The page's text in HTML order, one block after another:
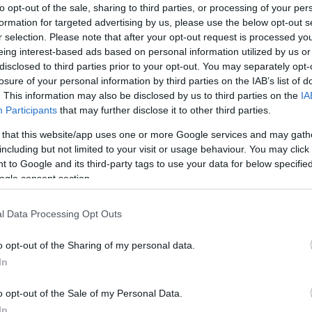
opt-out of the sale, sharing to third parties, or processing of your
for targeted advertising by us, please use the below opt-out
selection. Please note that after your opt-out request is processed
interest-based ads based on personal information utilized by us
to third parties prior to your opt-out. You may separately
of your personal information by third parties on the IAB’s list of
This information may also be disclosed by us to third parties on the
Participants that may further disclose it to other third parties.
that this website/app uses one or more Google services and may
but not limited to your visit or usage behaviour. You may
to Google and its third-party tags to use your data for below
consent section.
Data Processing Opt Outs
opt-out of the Sharing of my personal data.
opt-out of the Sale of my Personal Data.
στον εγκέφαλό μας όταν λέμε ψέματα; Μπορούμε να
την κακή συνήθεια ή είναι στη φύση μας;
τις απαντήσεις
δεν έχει Covid-19» -Γιατί
γονείς απέκρυψαν την αλήθεια
απέκρυψαν ότι το παιδί τους νοσούσε με κορωνοϊό
ή μήπως κρύβονταν σοβαρότεροι λόγοι πίσω από